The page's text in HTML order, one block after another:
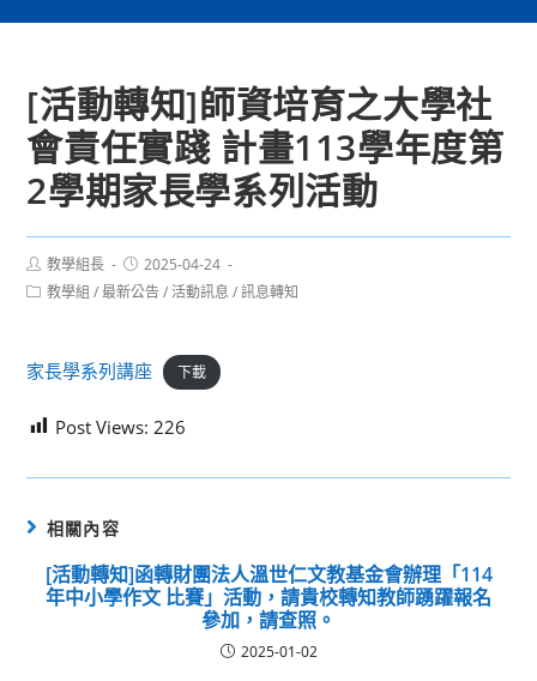
[活動轉知]師資培育之大學社
會責任實踐 計畫113學年度第
2學期家長學系列活動
Post
author:
教學組長
Post
published:
2025-04-24
Post教學組 / 最新公告 / 活動訊息 / 訊息轉知
家長學系列講座 下載
Post Views: 226
相關內容
[活動轉知]函轉財團法人溫世仁文教基金會辦理「114
年中小學作文 比賽」活動，請貴校轉知教師踴躍報名
參加，請查照。
2025-01-02